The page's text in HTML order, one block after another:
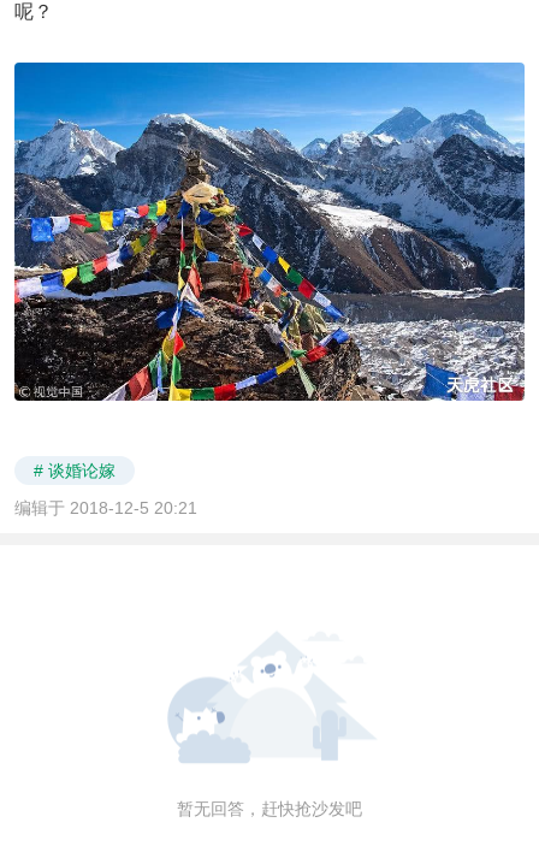
呢？
# 谈婚论嫁
编辑于 2018-12-5 20:21
暂无回答，赶快抢沙发吧